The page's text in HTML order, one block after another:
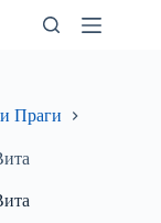
Праги